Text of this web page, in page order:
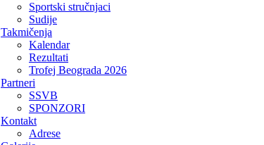
Sportski stručnjaci
Sudije
Takmičenja
Kalendar
Rezultati
Trofej Beograda 2026
Partneri
SSVB
SPONZORI
Kontakt
Adrese